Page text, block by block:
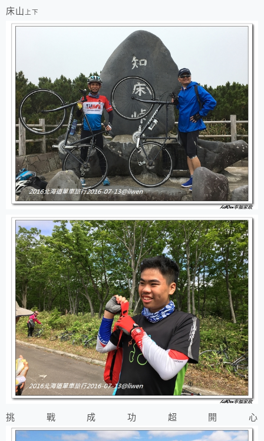
床山
上下
挑戰成功超開心